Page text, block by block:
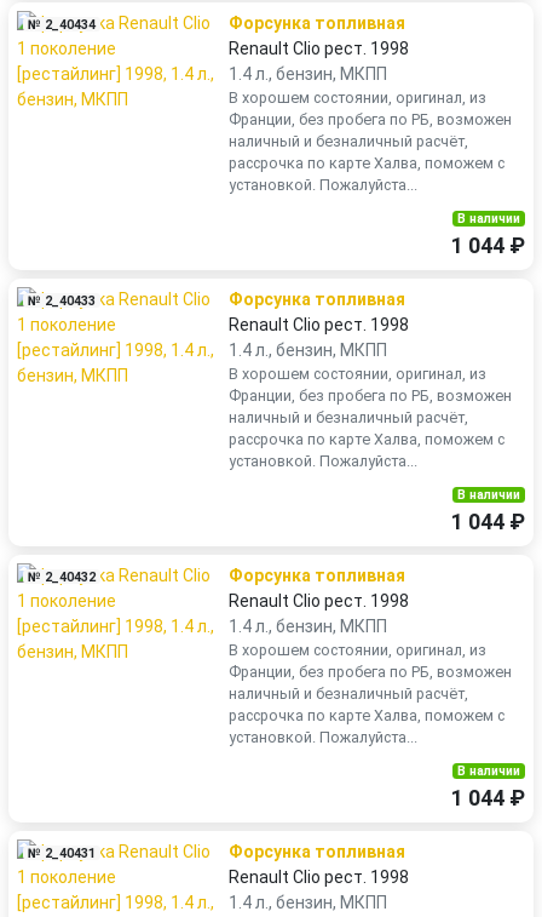
№ 2_40434
Форсунка топливная
Renault Clio рест. 1998
1.4 л., бензин, МКПП
В хорошем состоянии, оригинал, из
Франции, без пробега по РБ, возможен
наличный и безналичный расчёт,
рассрочка по карте Халва, поможем с
установкой. Пожалуйста...
В наличии
1 044 ₽
№ 2_40433
Форсунка топливная
Renault Clio рест. 1998
1.4 л., бензин, МКПП
В хорошем состоянии, оригинал, из
Франции, без пробега по РБ, возможен
наличный и безналичный расчёт,
рассрочка по карте Халва, поможем с
установкой. Пожалуйста...
В наличии
1 044 ₽
№ 2_40432
Форсунка топливная
Renault Clio рест. 1998
1.4 л., бензин, МКПП
В хорошем состоянии, оригинал, из
Франции, без пробега по РБ, возможен
наличный и безналичный расчёт,
рассрочка по карте Халва, поможем с
установкой. Пожалуйста...
В наличии
1 044 ₽
№ 2_40431
Форсунка топливная
Renault Clio рест. 1998
1.4 л., бензин, МКПП